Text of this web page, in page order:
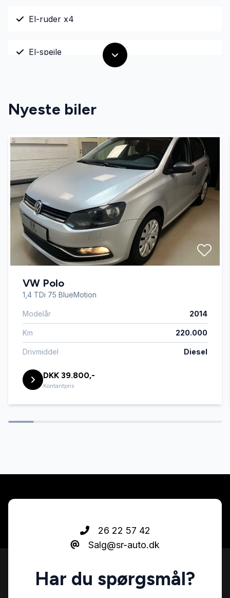
El-ruder x4
El-spejle
Højdejusterbare forsæder
Kørecomputer
Læderrat
Sædevarme
Nyeste biler
VW Polo
1,4 TDi 75 BlueMotion
Modelår 2014
Km 220.000
Drivmiddel Diesel
DKK 39.800,-
Kontantpris
26 22 57 42
Salg@sr-auto.dk
Har du spørgsmål?